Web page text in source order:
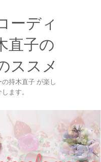
ーディ
直子の
ススメ
持木直子 が楽し
ます。